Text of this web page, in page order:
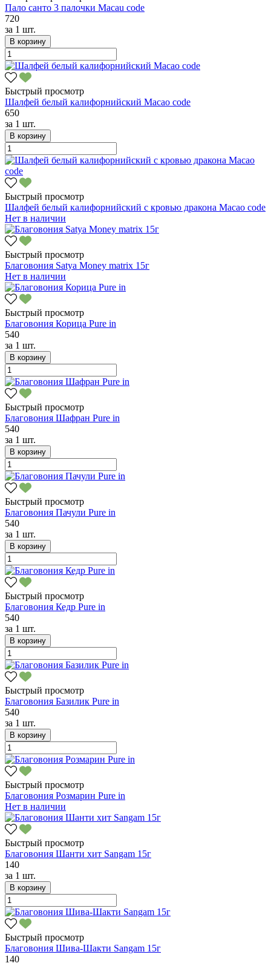
Пало санто 3 палочки Macau code
720
за 1 шт.
В корзину
Быстрый просмотр
Шалфей белый калифорнийский Macao code
650
за 1 шт.
В корзину
Быстрый просмотр
Шалфей белый калифорнийский с кровью дракона Macao code
Нет в наличии
Быстрый просмотр
Благовония Satya Money matrix 15г
Нет в наличии
Быстрый просмотр
Благовония Корица Pure in
540
за 1 шт.
В корзину
Быстрый просмотр
Благовония Шафран Pure in
540
за 1 шт.
В корзину
Быстрый просмотр
Благовония Пачули Pure in
540
за 1 шт.
В корзину
Быстрый просмотр
Благовония Кедр Pure in
540
за 1 шт.
В корзину
Быстрый просмотр
Благовония Базилик Pure in
540
за 1 шт.
В корзину
Быстрый просмотр
Благовония Розмарин Pure in
Нет в наличии
Быстрый просмотр
Благовония Шанти хит Sangam 15г
140
за 1 шт.
В корзину
Быстрый просмотр
Благовония Шива-Шакти Sangam 15г
140